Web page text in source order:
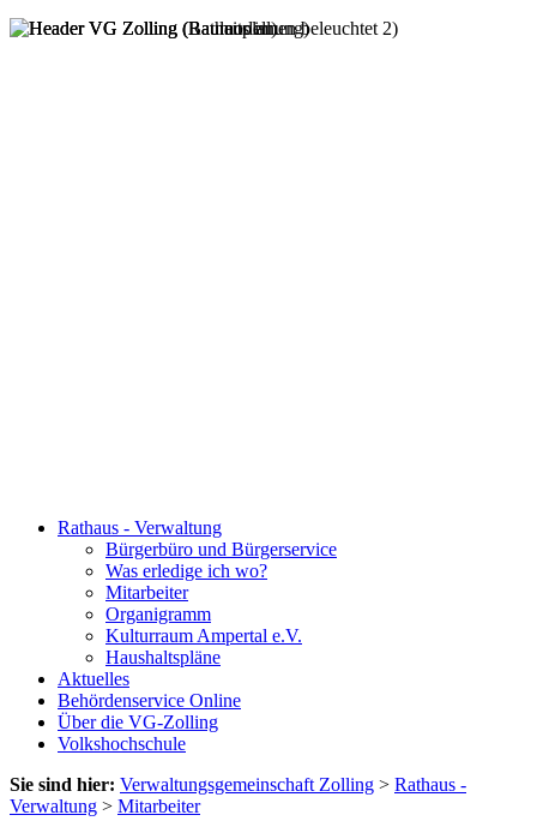
Rathaus - Verwaltung
Bürgerbüro und Bürgerservice
Was erledige ich wo?
Mitarbeiter
Organigramm
Kulturraum Ampertal e.V.
Haushaltspläne
Aktuelles
Behördenservice Online
Über die VG-Zolling
Volkshochschule
Sie sind hier: Verwaltungsgemeinschaft Zolling > Rathaus -
Verwaltung > Mitarbeiter